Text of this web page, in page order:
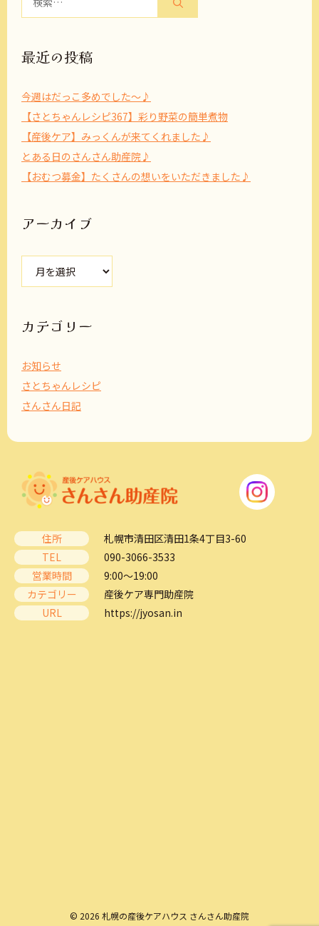
最近の投稿
今週はだっこ多めでした～♪
【さとちゃんレシピ367】彩り野菜の簡単煮物
【産後ケア】みっくんが来てくれました♪
とある日のさんさん助産院♪
【おむつ募金】たくさんの想いをいただきました♪
アーカイブ
ブ
カテゴリー
お知らせ
さとちゃんレシピ
さんさん日記
住所
札幌市清田区清田1条4丁目3-60
TEL
090-3066-3533
営業時間
9:00～19:00
カテゴリー
産後ケア専門助産院
URL
https://jyosan.in
© 2026 札幌の産後ケアハウス さんさん助産院